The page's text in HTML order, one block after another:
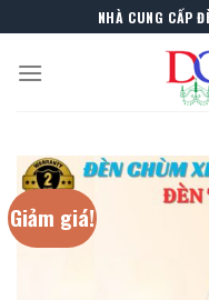
to
content
NHÀ CUNG CẤP
Giảm giá!